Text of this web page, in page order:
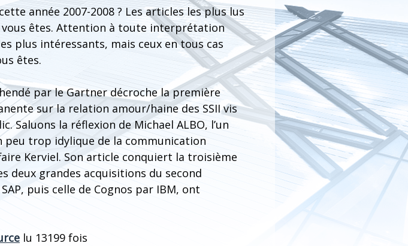
année 2007-2008 ? Les articles les plus lus
êtes. Attention à toute interprétation
plus intéressants, mais ceux en tous cas
êtes.
par le Gartner décroche la première
sur la relation amour/haine des SSII vis
la réflexion de Michael ALBO, l’un
peu trop idylique de la communication
Kerviel. Son article conquiert la troisième
deux grandes acquisitions du second
puis celle de Cognos par IBM, ont
lu 13199 fois